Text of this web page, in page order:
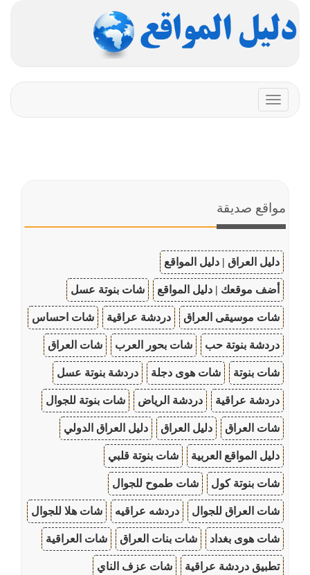
Toggle
navigation
مواقع صديقة
دليل العراق | دليل المواقع
أضف موقعك | دليل المواقع شات بنوتة عسل
شات موسيقى العراق دردشة عراقية شات احساس
دردشة بنوتة حب شات بحور العرب شات العراق
شات بنوتة شات هوى دجلة دردشة بنوتة عسل
دردشة عراقية دردشة الرياض شات بنوتة للجوال
شات العراق دليل العراق دليل العراق الدولي
دليل المواقع العربية شات بنوتة قلبي
شات بنوتة كول شات طموح للجوال
شات العراق للجوال دردشه عراقيه شات هلا للجوال
شات هوى بغداد شات بنات العراق شات العراقية
تطبيق دردشة عراقية شات عزف الناي